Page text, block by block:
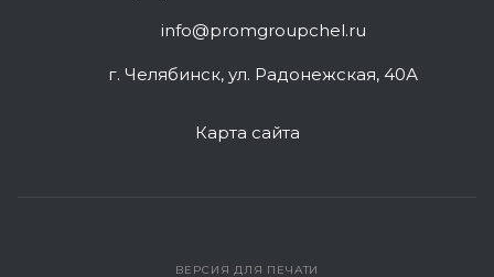
info@promgroupchel.ru
г. Челябинск, ул. Радонежская, 40А
Карта сайта
ВЕРСИЯ ДЛЯ ПЕЧАТИ